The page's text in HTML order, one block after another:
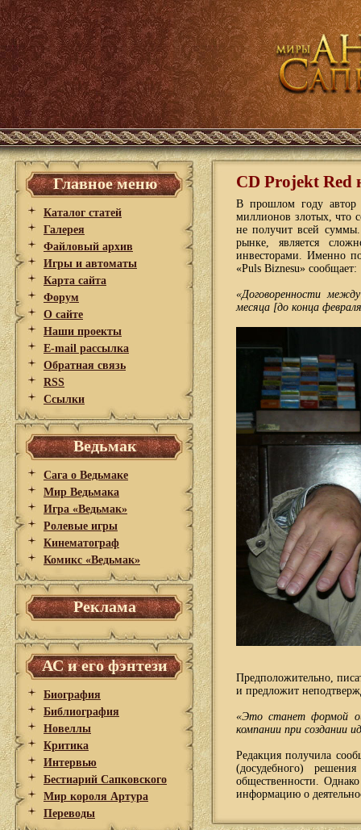
Главное меню
Каталог статей
Галерея
Файловый архив
Игры и автоматы
Карта сайта
Форум
О сайте
Наши проекты
E-mail рассылка
Обратная связь
RSS
Ссылки
Ведьмак
Сага о Ведьмаке
Мир Ведьмака
Игра «Ведьмак»
Ролевые игры
Кинематограф
Комикс «Ведьмак»
Реклама
АС и его фэнтези
Биография
Библиография
Новеллы
Критика
Интервью
Бестиарий Сапковского
Мир короля Артура
Переводы
CD Projekt Red
В прошлом году автор
миллионов злотых, что
не получит всей
рынке, является
инвесторами. Именно
«Puls Biznesu» сообщает:
«Договоренности
месяца [до конца
Предположительно,
и предложит
«Это станет формой
компании при создании
Редакция получила
(досудебного)
общественности.
информацию о